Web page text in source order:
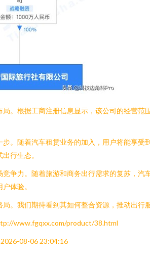
。根据工商注册信息显示，该公司的经营
。随着汽车租赁业务的加入，用户将能享
行生态。
争力。随着旅游和商务出行需求的复苏，
体验。
。我们期待看到其如何整合资源，推动出行
www.fgqxx.com/product/38.html
08-06 23:04:16